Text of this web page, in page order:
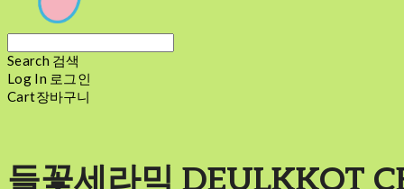
Search 검색
Log In 로그인
Cart장바구니
들꽃세라믹 DEULKKOT